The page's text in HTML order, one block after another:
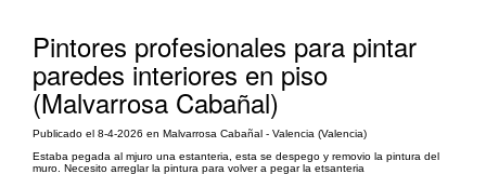
Pintores profesionales para pintar
paredes interiores en piso
(Malvarrosa Cabañal)
Publicado el 8-4-2026 en Malvarrosa Cabañal - Valencia (Valencia)
Estaba pegada al mjuro una estanteria, esta se despego y removio la pintura del
muro. Necesito arreglar la pintura para volver a pegar la etsanteria